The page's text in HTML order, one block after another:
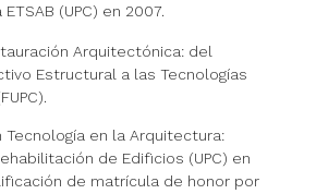
(UPC) en 2007.
Arquitectónica: del
Estructural a las Tecnologías
Tecnología en la Arquitectura:
de Edificios (UPC) en
de matrícula de honor por